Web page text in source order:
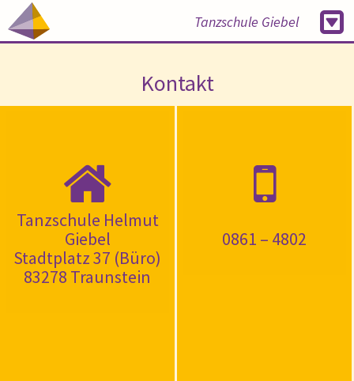
Tanzschule Giebel
Kontakt
Tanzschule Helmut
Giebel
Stadtplatz 37 (Büro)
83278 Traunstein
0861 – 4802